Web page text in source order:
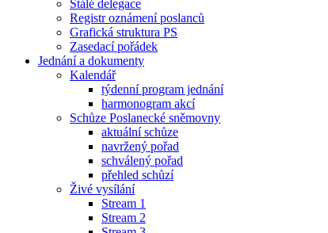
Stálé delegace
Registr oznámení poslanců
Grafická struktura PS
Zasedací pořádek
Jednání a dokumenty
Kalendář
týdenní program jednání
harmonogram akcí
Schůze Poslanecké sněmovny
aktuální schůze
navržený pořad
schválený pořad
přehled schůzí
Živé vysílání
Stream 1
Stream 2